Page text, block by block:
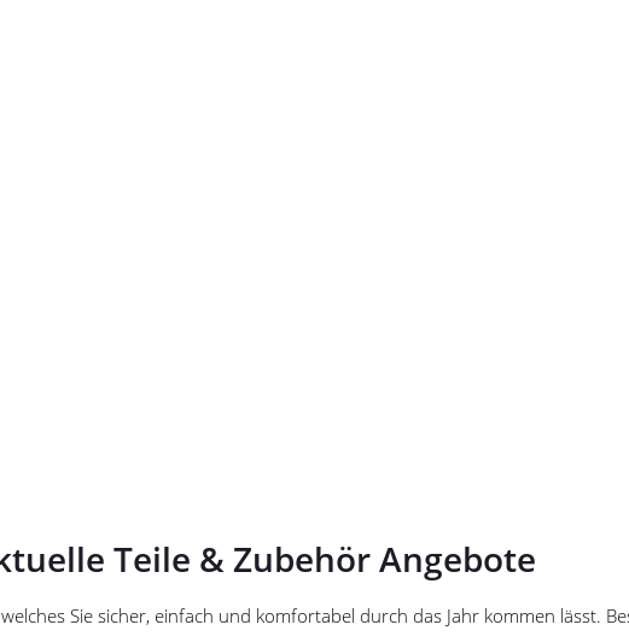
Teile & Zubehör Angebote
Sie sicher, einfach und komfortabel durch das Jahr kommen lässt.